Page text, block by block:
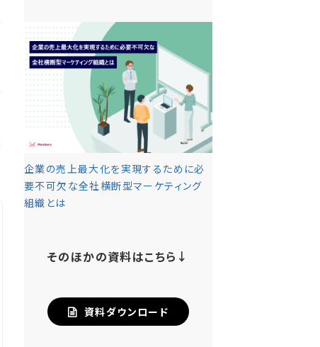
企業の売上最大化を実現するために必
要不可欠な全社横断型マーケティング
組織とは
そのほかの資料はこちら↓
資料ダウンロード